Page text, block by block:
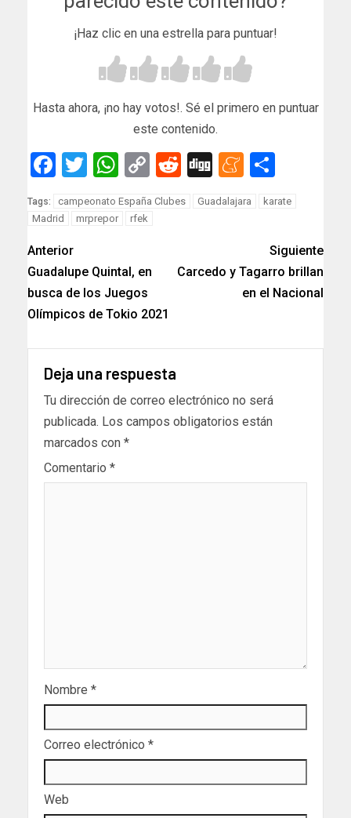
¡Haz clic en una estrella para puntuar!
Hasta ahora, ¡no hay votos!. Sé el primero en puntuar
este contenido.
Facebook
Twitter
WhatsApp
Copy
Link
Reddit
Digg
Tags: campeonato España Clubes Guadalajara
karate
Madrid
mrprepor rfek
Anterior
Guadalupe Quintal, en
busca de los Juegos
Olímpicos de Tokio 2021
Siguiente
Carcedo y Tagarro brillan
en el Nacional
Deja una respuesta
Tu dirección de correo electrónico no será
publicada. Los campos obligatorios están
marcados con *
Comentario *
Nombre *
Correo electrónico *
Web